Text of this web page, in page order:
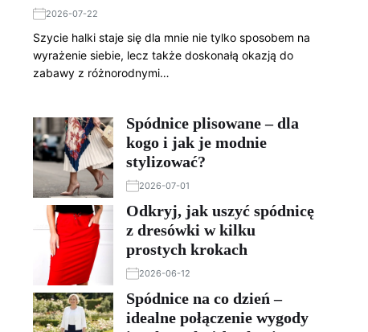
2026-07-22
Szycie halki staje się dla mnie nie tylko sposobem na
wyrażenie siebie, lecz także doskonałą okazją do
zabawy z różnorodnymi…
Spódnice plisowane – dla
kogo i jak je modnie
stylizować?
2026-07-01
Odkryj, jak uszyć spódnicę
z dresówki w kilku
prostych krokach
2026-06-12
Spódnice na co dzień –
idealne połączenie wygody